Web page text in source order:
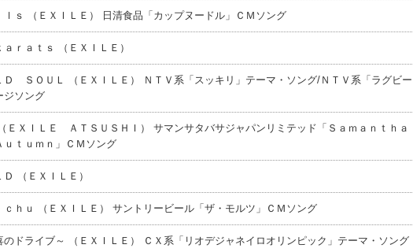
ｓ （ＥＸＩＬＥ） 日清食品「カップヌードル」ＣＭソング
ｒａｔｓ （ＥＸＩＬＥ）
ＳＯＵＬ （ＥＸＩＬＥ） ＮＴＶ系「スッキリ」テーマ・ソング/ＮＴＶ系「ラグビ
ジソング
ＥＸＩＬＥ ＡＴＳＵＳＨＩ） サマンサタバサジャパンリミテッド「Ｓａｍａｎｔｈ
ｔｕｍｎ」ＣＭソング
（ＥＸＩＬＥ）
ｃｈｕ （ＥＸＩＬＥ） サントリービール「ザ・モルツ」ＣＭソング
ドライブ～ （ＥＸＩＬＥ） ＣＸ系「リオデジャネイロオリンピック」テーマ・ソング